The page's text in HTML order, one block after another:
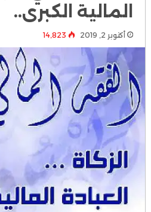
المالية الكبرى..
أكتوبر 2, 2019 14٬823